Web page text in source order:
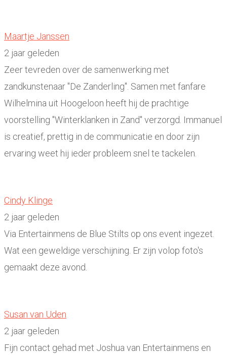
Maartje Janssen
2 jaar geleden
Zeer tevreden over de samenwerking met
zandkunstenaar "De Zanderling". Samen met fanfare
Wilhelmina uit Hoogeloon heeft hij de prachtige
voorstelling "Winterklanken in Zand" verzorgd. Immanuel
is creatief, prettig in de communicatie en door zijn
ervaring weet hij ieder probleem snel te tackelen.
Cindy Klinge
2 jaar geleden
Via Entertainmens de Blue Stilts op ons event ingezet.
Wat een geweldige verschijning. Er zijn volop foto's
gemaakt deze avond.
Susan van Uden
2 jaar geleden
Fijn contact gehad met Joshua van Entertainmens en